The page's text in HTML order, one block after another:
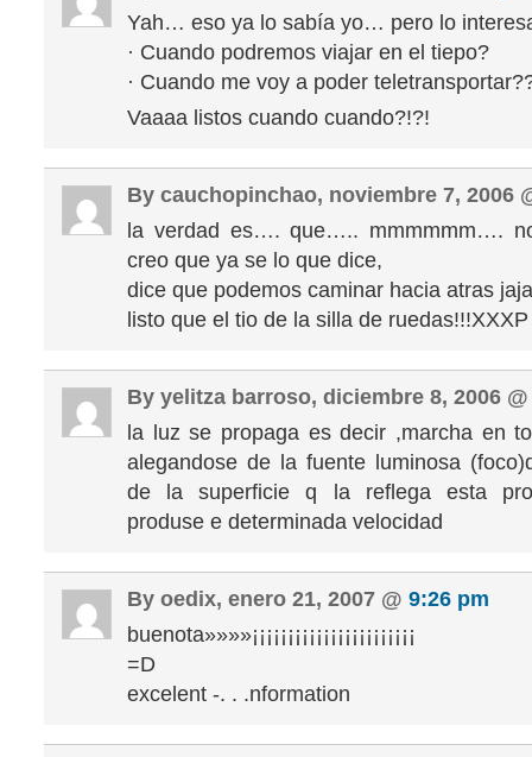
Yah… eso ya lo sabía yo… pero lo
· Cuando podremos viajar en el tiepo?
· Cuando me voy a poder
Vaaaa listos cuando cuando?!?!
By cauchopinchao, noviembre 7, 2006
la verdad es…. que….. mmmmmm….
creo que ya se lo que dice,
dice que podemos caminar hacia atras
listo que el tio de la silla de ruedas!!!XXXP
By yelitza barroso, diciembre 8, 2006
la luz se propaga es decir ,marcha en
alegandose de la fuente luminosa
de la superficie q la reflega esta
produse e determinada velocidad
By oedix, enero 21, 2007 @ 9:26 pm
buenota»»»»¡¡¡¡¡¡¡¡¡¡¡¡¡¡¡¡¡¡¡¡¡¡¡
=D
excelent -. . .nformation